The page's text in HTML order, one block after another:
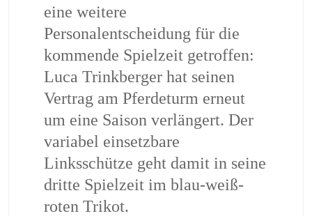
eine weitere
Personalentscheidung für die
kommende Spielzeit getroffen:
Luca Trinkberger hat seinen
Vertrag am Pferdeturm erneut
um eine Saison verlängert. Der
variabel einsetzbare
Linksschütze geht damit in seine
dritte Spielzeit im blau-weiß-
roten Trikot.